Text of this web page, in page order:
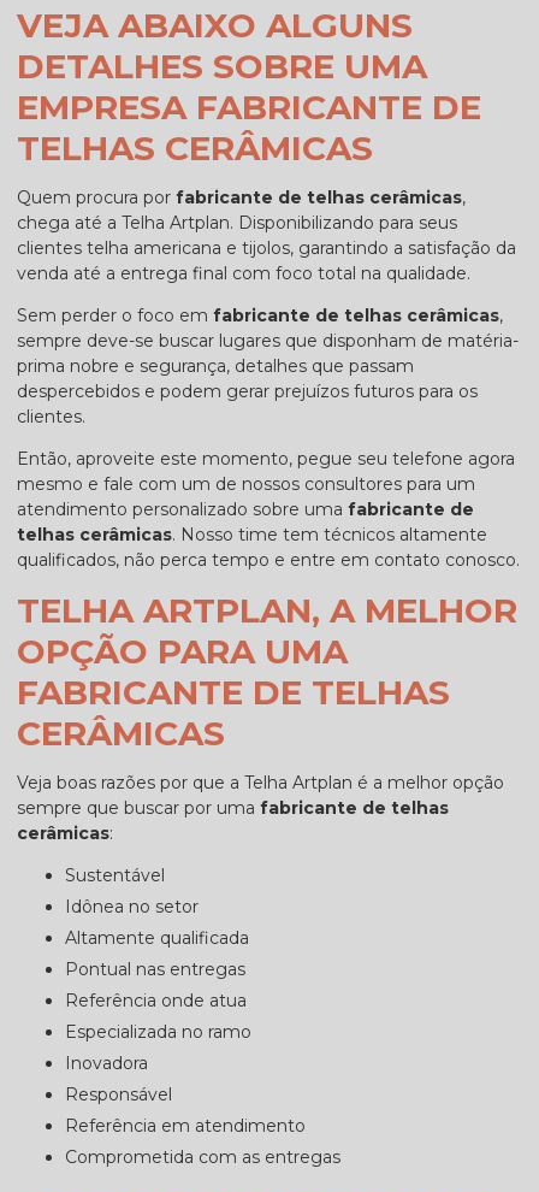
VEJA ABAIXO ALGUNS
DETALHES SOBRE UMA
EMPRESA FABRICANTE DE
TELHAS CERÂMICAS
Quem procura por fabricante de telhas cerâmicas,
chega até a Telha Artplan. Disponibilizando para seus
clientes telha americana e tijolos, garantindo a satisfação da
venda até a entrega final com foco total na qualidade.
Sem perder o foco em fabricante de telhas cerâmicas,
sempre deve-se buscar lugares que disponham de matéria-
prima nobre e segurança, detalhes que passam
despercebidos e podem gerar prejuízos futuros para os
clientes.
Então, aproveite este momento, pegue seu telefone agora
mesmo e fale com um de nossos consultores para um
atendimento personalizado sobre uma fabricante de
telhas cerâmicas. Nosso time tem técnicos altamente
qualificados, não perca tempo e entre em contato conosco.
TELHA ARTPLAN, A MELHOR
OPÇÃO PARA UMA
FABRICANTE DE TELHAS
CERÂMICAS
Veja boas razões por que a Telha Artplan é a melhor opção
sempre que buscar por uma fabricante de telhas
cerâmicas:
sustentável
idônea no setor
altamente qualificada
pontual nas entregas
referência onde atua
especializada no ramo
inovadora
responsável
referência em atendimento
comprometida com as entregas